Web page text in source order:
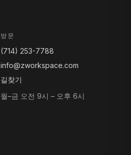
방문
(714) 253-7788
info@zworkspace.com
길찾기
월–금 오전 9시 – 오후 6시